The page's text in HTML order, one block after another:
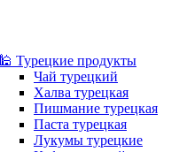
🕌 Турецкие продукты
Чай турецкий
Халва турецкая
Пишмание турецкая
Паста турецкая
Лукумы турецкие